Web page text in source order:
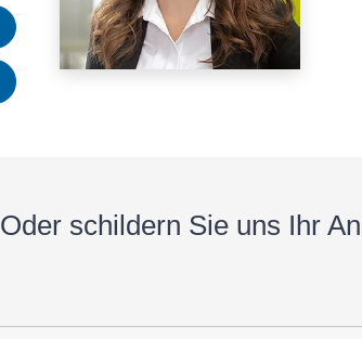
Oder schil­dern Sie uns Ihr